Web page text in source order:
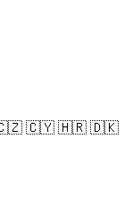
🇨🇾 🇭🇷 🇩🇰